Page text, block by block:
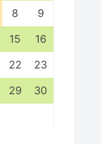
8 9
15 16
22 23
29 30